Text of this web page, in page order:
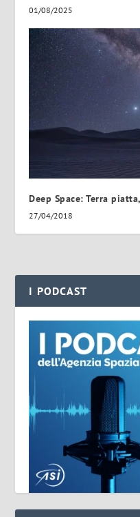
01/08/2025
Deep Space: Terra
27/04/2018
I PODCAST